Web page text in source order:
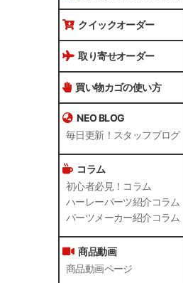
クイックオーダー
取り寄せオーダー
買い物カゴの使い方
NEO BLOG
毎日更新！スタッフブログ
コラム
初心者必見！コラム
ハーレーパーツ紹介コラム
パーツメーカー紹介コラム
商品動画
商品動画ページ